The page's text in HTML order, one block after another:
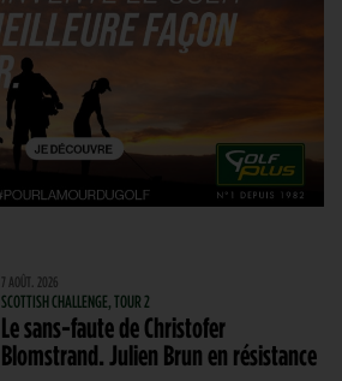
7 AOÛT. 2026
SCOTTISH CHALLENGE, TOUR 2
Le sans-faute de Christofer
Blomstrand. Julien Brun en résistance